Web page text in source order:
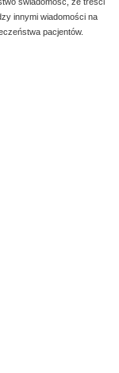
innymi wiadomości na
pacjentów.